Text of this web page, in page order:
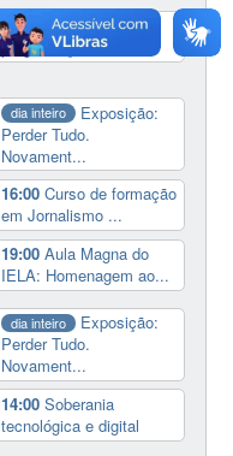
19:00 Cine paredão:
programação de rec...
dia inteiro
Exposição:
Perder Tudo.
Novament...
16:00Curso de formação
em Jornalismo ...
19:00Aula Magna do
IELA: Homenagem ao...
dia inteiro
Exposição:
Perder Tudo.
Novament...
14:00Soberania
tecnológica e digital